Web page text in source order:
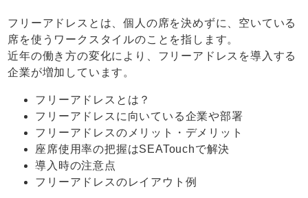
フリーアドレスとは、個人の席を決めずに、空いている
席を使うワークスタイルのことを指します。
近年の働き方の変化により、フリーアドレスを導入する
企業が増加しています。
フリーアドレスとは？
フリーアドレスに向いている企業や部署
フリーアドレスのメリット・デメリット
座席使用率の把握はSEATouchで解決
導入時の注意点
フリーアドレスのレイアウト例